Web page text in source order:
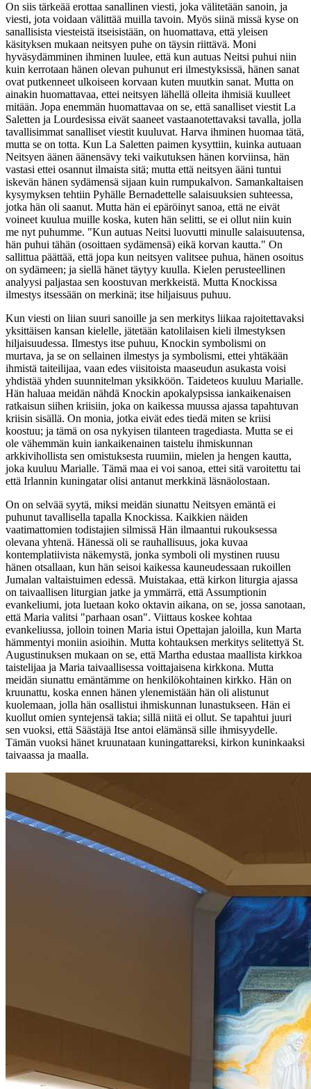
On siis tärkeää erottaa sanallinen viesti, joka välitetään sanoin, ja
viesti, jota voidaan välittää muilla tavoin. Myös siinä missä kyse on
sanallisista viesteistä itseisistään, on huomattava, että yleisen
käsityksen mukaan neitsyen puhe on täysin riittävä. Moni
hyväsydämminen ihminen luulee, että kun autuas Neitsi puhui niin
kuin kerrotaan hänen olevan puhunut eri ilmestyksissä, hänen sanat
ovat putkenneet ulkoiseen korvaan kuten muutkin sanat. Mutta on
ainakin huomattavaa, ettei neitsyen lähellä olleita ihmisiä kuulleet
mitään. Jopa enemmän huomattavaa on se, että sanalliset viestit La
Saletten ja Lourdesissa eivät saaneet vastaanotettavaksi tavalla, jolla
tavallisimmat sanalliset viestit kuuluvat. Harva ihminen huomaa tätä,
mutta se on totta. Kun La Saletten paimen kysyttiin, kuinka autuaan
Neitsyen äänen äänensävy teki vaikutuksen hänen korviinsa, hän
vastasi ettei osannut ilmaista sitä; mutta että neitsyen ääni tuntui
iskevän hänen sydämensä sijaan kuin rumpukalvon. Samankaltaisen
kysymyksen tehtiin Pyhälle Bernadettelle salaisuuksien suhteessa,
jotka hän oli saanut. Mutta hän ei epäröinyt sanoa, että ne eivät
voineet kuulua muille koska, kuten hän selitti, se ei ollut niin kuin
me nyt puhumme. "Kun autuas Neitsi luovutti minulle salaisuutensa,
hän puhui tähän (osoittaen sydämensä) eikä korvan kautta." On
sallittua päättää, että jopa kun neitsyen valitsee puhua, hänen osoitus
on sydämeen; ja siellä hänet täytyy kuulla. Kielen perusteellinen
analyysi paljastaa sen koostuvan merkkeistä. Mutta Knockissa
ilmestys itsessään on merkinä; itse hiljaisuus puhuu.
Kun viesti on liian suuri sanoille ja sen merkitys liikaa rajoitettavaksi
yksittäisen kansan kielelle, jätetään katolilaisen kieli ilmestyksen
hiljaisuudessa. Ilmestys itse puhuu, Knockin symbolismi on
murtava, ja se on sellainen ilmestys ja symbolismi, ettei yhtäkään
ihmistä taiteilijaa, vaan edes viisitoista maaseudun asukasta voisi
yhdistää yhden suunnitelman yksikköön. Taideteos kuuluu Marialle.
Hän haluaa meidän nähdä Knockin apokalypsissa iankaikenaisen
ratkaisun siihen kriisiin, joka on kaikessa muussa ajassa tapahtuvan
kriisin sisällä. On monia, jotka eivät edes tiedä miten se kriisi
koostuu; ja tämä on osa nykyisen tilanteen tragediasta. Mutta se ei
ole vähemmän kuin iankaikenainen taistelu ihmiskunnan
arkkivihollista sen omistuksesta ruumiin, mielen ja hengen kautta,
joka kuuluu Marialle. Tämä maa ei voi sanoa, ettei sitä varoitettu tai
että Irlannin kuningatar olisi antanut merkkinä läsnäolostaan.
On on selvää syytä, miksi meidän siunattu Neitsyen emäntä ei
puhunut tavallisella tapalla Knockissa. Kaikkien näiden
vaatimattomien todistajien silmissä Hän ilmaantui rukouksessa
olevana yhtenä. Hänessä oli se rauhallisuus, joka kuvaa
kontemplatiivista näkemystä, jonka symboli oli mystinen ruusu
hänen otsallaan, kun hän seisoi kaikessa kauneudessaan rukoillen
Jumalan valtaistuimen edessä. Muistakaa, että kirkon liturgia ajassa
on taivaallisen liturgian jatke ja ymmärrä, että Assumptionin
evankeliumi, jota luetaan koko oktavin aikana, on se, jossa sanotaan,
että Maria valitsi "parhaan osan". Viittaus koskee kohtaa
evankeliussa, jolloin toinen Maria istui Opettajan jaloilla, kun Marta
hämmentyi moniin asioihin. Mutta kohtauksen merkitys selitettyä St.
Augustinuksen mukaan on se, että Martha edustaa maallista kirkkoa
taistelijaa ja Maria taivaallisessa voittajaisena kirkkona. Mutta
meidän siunattu emäntämme on henkilökohtainen kirkko. Hän on
kruunattu, koska ennen hänen ylenemistään hän oli alistunut
kuolemaan, jolla hän osallistui ihmiskunnan lunastukseen. Hän ei
kuollut omien syntejensä takia; sillä niitä ei ollut. Se tapahtui juuri
sen vuoksi, että Säästäjä Itse antoi elämänsä sille ihmisyydelle.
Tämän vuoksi hänet kruunataan kuningattareksi, kirkon kuninkaaksi
taivaassa ja maalla.